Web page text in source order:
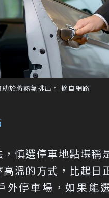
於將熱氣排出。 摘自網路
，慎選停車地點堪稱
溫的方式，比起日
外停車場，如果能